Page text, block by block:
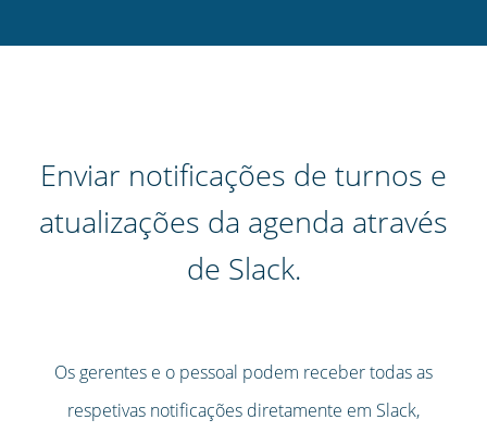
Enviar notificações de turnos e
atualizações da agenda através
de Slack.
Os gerentes e o pessoal podem receber todas as
respetivas notificações diretamente em Slack,